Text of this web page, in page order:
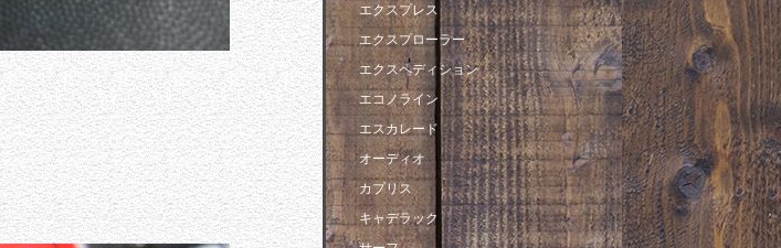
エクスプレス
エクスプローラー
エクスペディション
エコノライン
エスカレード
オーディオ
カプリス
キャデラック